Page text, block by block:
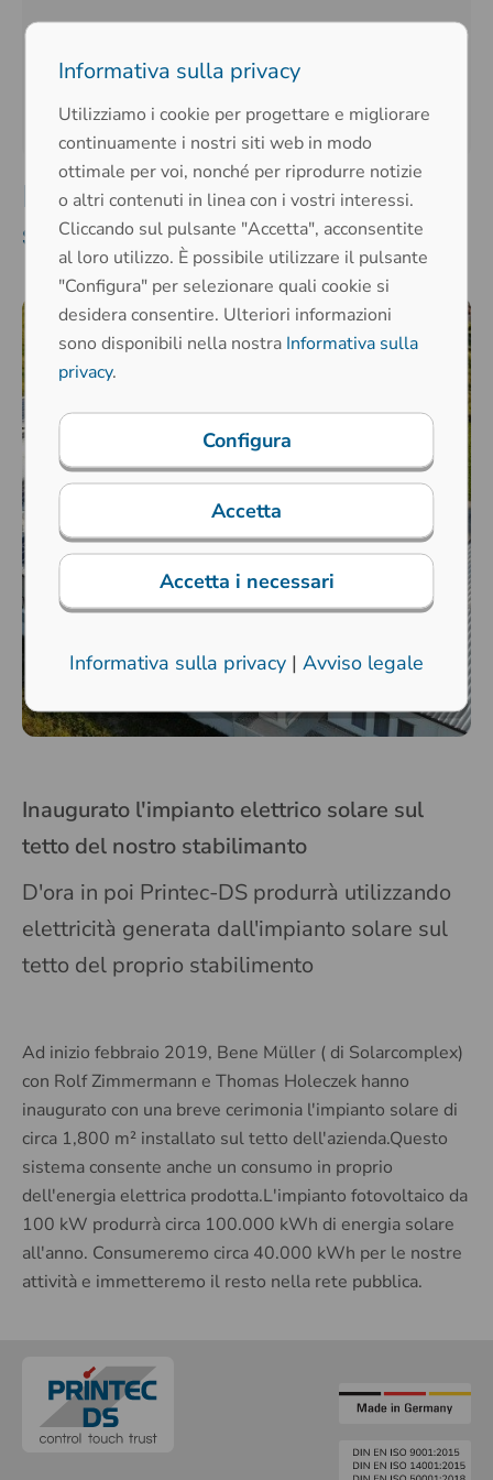
Printec-DS si concentra
sull'energia solare
2019
Inaugurato l'impianto elettrico solare sul
tetto del nostro stabilimanto
D'ora in poi Printec-DS produrrà utilizzando
elettricità generata dall'impianto solare sul
tetto del proprio stabilimento
Ad inizio febbraio 2019, Bene Müller ( di Solarcomplex)
con Rolf Zimmermann e Thomas Holeczek hanno
inaugurato con una breve cerimonia l'impianto solare di
circa 1,800 m² installato sul tetto dell'azienda.Questo
sistema consente anche un consumo in proprio
dell'energia elettrica prodotta.L'impianto fotovoltaico da
100 kW produrrà circa 100.000 kWh di energia solare
all'anno. Consumeremo circa 40.000 kWh per le nostre
attività e immetteremo il resto nella rete pubblica.
Informativa sulla privacy
Utilizziamo i cookie per progettare e migliorare
continuamente i nostri siti web in modo
ottimale per voi, nonché per riprodurre notizie
o altri contenuti in linea con i vostri interessi.
Cliccando sul pulsante "Accetta", acconsentite
al loro utilizzo. È possibile utilizzare il pulsante
"Configura" per selezionare quali cookie si
desidera consentire. Ulteriori informazioni
sono disponibili nella nostra Informativa sulla
privacy.
Configura
Accetta
Accetta i necessari
Informativa sulla privacy | Avviso legale